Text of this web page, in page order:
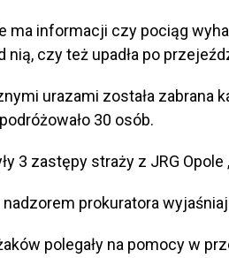
ma informacji czy pociąg
nią, czy też upadła po
urazami została zabrana
30 osób.
3 zastępy straży z JRG Opole
prokuratora
polegały na pomocy w